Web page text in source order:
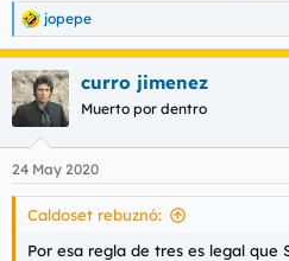
- ¿Aún vuelves a por más?
R
e
a
c
c
e
s
jopepe
curro jimenez
Muerto por dentro
24 May 2020
Caldoset rebuznó:
Por esa regla de tres es legal que